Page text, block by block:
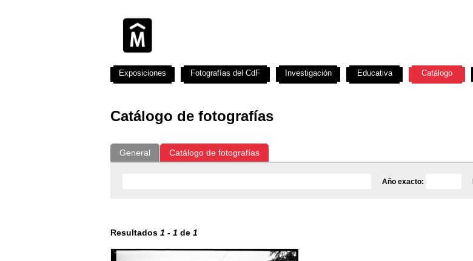
Catálogo de fotografías
General Catálogo de fotografías
Año exacto:
Resultados 1 - 1 de 1
Exposiciones Fotografías del CdF Investigación Educativa Catálogo